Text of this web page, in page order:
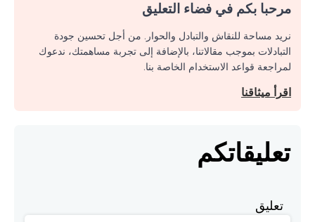
مرحبا بكم في فضاء التعليق
نريد مساحة للنقاش والتبادل والحوار. من أجل تحسين جودة
التبادلات بموجب مقالاتنا، بالإضافة إلى تجربة مساهمتك، ندعوك
لمراجعة قواعد الاستخدام الخاصة بنا.
اقرأ ميثاقنا
تعليقاتكم
تعليق